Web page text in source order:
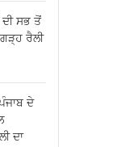
ਸਭ ਤੋਂ
ਰੈਲੀ
ਦੇ
ਦਾ